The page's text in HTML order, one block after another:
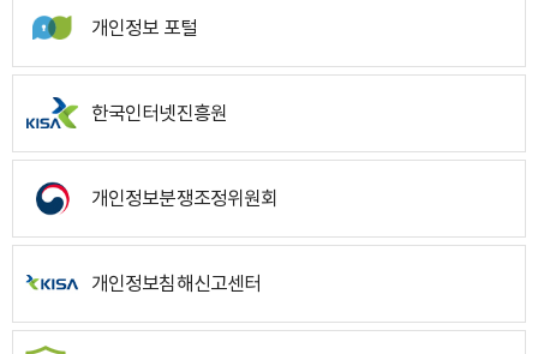
개인정보 포털
한국인터넷진흥원
개인정보분쟁조정위원회
개인정보침해신고센터